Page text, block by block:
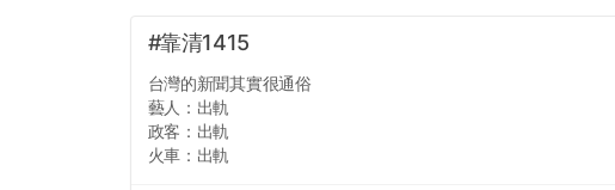
#靠清1415
台灣的新聞其實很通俗
藝人：出軌
政客：出軌
火車：出軌